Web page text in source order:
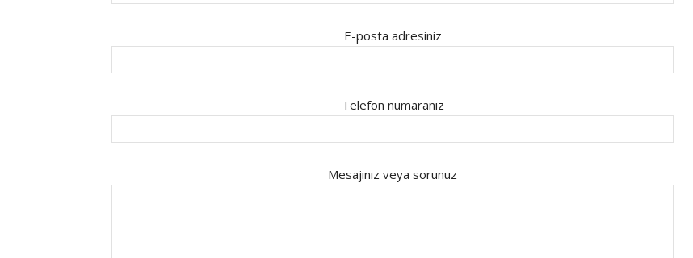
E-posta adresiniz
Telefon numaranız
Mesajınız veya sorunuz